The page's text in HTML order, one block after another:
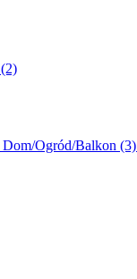
(2)
Dom/Ogród/Balkon (3)